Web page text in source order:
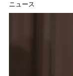
ニュース